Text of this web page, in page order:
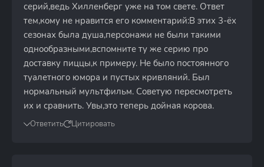
серий,ведь Хилленберг уже на том свете. Ответ
тем,кому не нравится его комментарий:В этих 3-ёх
сезонах была душа,персонажи не были такими
однообразными,вспомните ту же серию про
доставку пиццы,к примеру. Не было постоянного
туалетного юмора и пустых кривляний. Был
нормальный мультфильм. Советую пересмотреть
их и сравнить. Увы,это теперь дойная корова.
Ответить Цитировать